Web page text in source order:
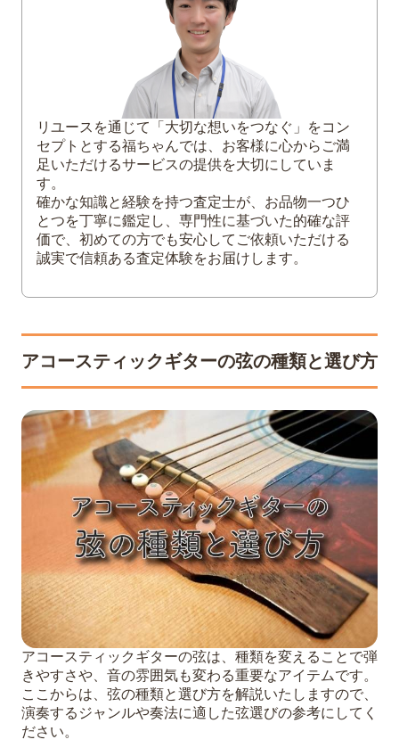
2. 弦をブリッジの穴に入れて固定する
3. ペグに弦を巻く
4. チューニングをする
アコースティックギターの弦の張り替え時
期
4 まとめ
リユースを通じて「大切な想いをつなぐ」をコン
セプトとする福ちゃんでは、お客様に心からご満
足いただけるサービスの提供を大切にしていま
す。
確かな知識と経験を持つ査定士が、お品物一つひ
とつを丁寧に鑑定し、専門性に基づいた的確な評
価で、初めての方でも安心してご依頼いただける
誠実で信頼ある査定体験をお届けします。
アコースティックギターの弦の種類と選び方
アコースティックギターの弦は、種類を変えることで弾
きやすさや、音の雰囲気も変わる重要なアイテムです。
ここからは、弦の種類と選び方を解説いたしますので、
演奏するジャンルや奏法に適した弦選びの参考にしてく
ださい。